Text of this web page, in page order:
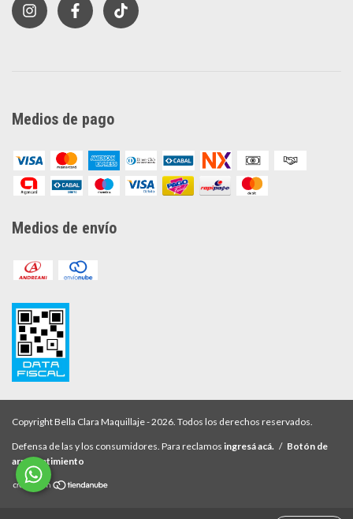
Medios de pago
Medios de envío
Copyright Bella Clara Maquillaje - 2026. Todos los derechos reservados.
Defensa de las y los consumidores. Para reclamos ingresá acá. / Botón de
arrepentimiento